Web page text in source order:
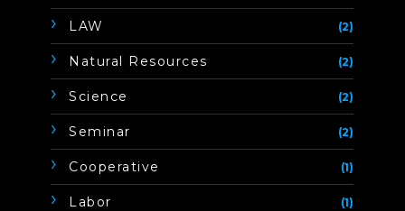
LAW (2)
Natural Resources (2)
Science (2)
Seminar (2)
Cooperative (1)
Labor (1)